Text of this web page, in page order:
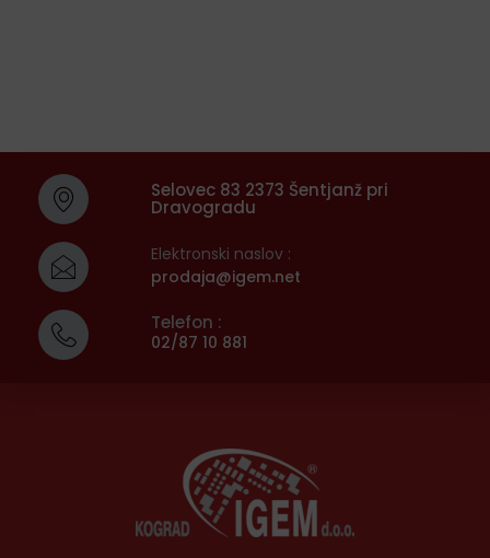
Selovec 83 2373 Šentjanž pri
Dravogradu
Elektronski naslov :
prodaja@igem.net
Telefon :
02/87 10 881